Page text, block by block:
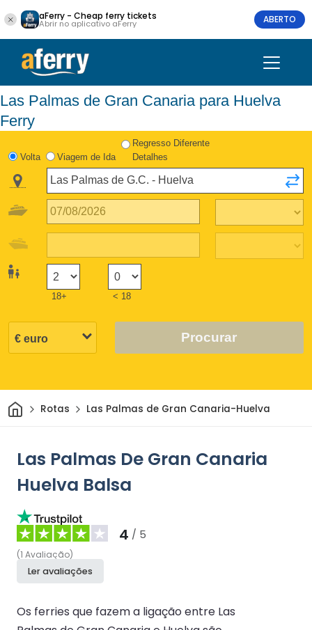
aFerry - Cheap ferry tickets
Abrir no aplicativo aFerry ABERTO
Las Palmas de Gran Canaria para Huelva
Ferry
Volta Viagem de Ida
Regresso Diferente
Detalhes
18+ < 18
Procurar
CasaRotas Las Palmas de Gran Canaria-Huelva
Las Palmas De Gran Canaria
Huelva Balsa
4 / 5
(1 Avaliação)
Ler avaliações
Os ferries que fazem a ligação entre Las